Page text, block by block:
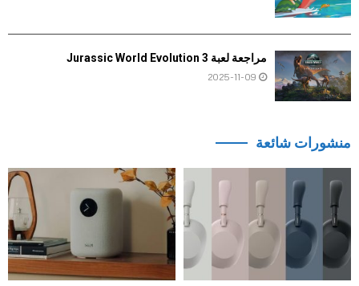
مراجعة لعبة Jurassic World Evolution 3
2025-11-09
منشورات شائعة